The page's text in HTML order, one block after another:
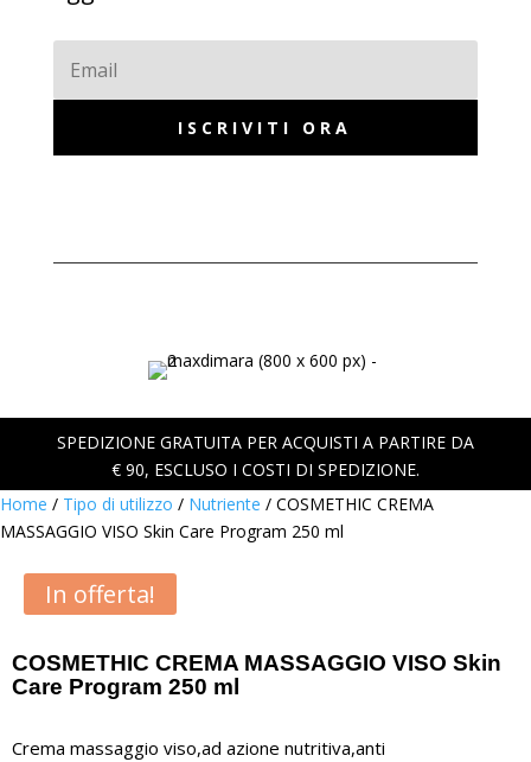
ISCRIVITI ORA
SPEDIZIONE GRATUITA PER ACQUISTI A PARTIRE DA
€ 90, ESCLUSO I COSTI DI SPEDIZIONE.
Home / Tipo di utilizzo / Nutriente / COSMETHIC CREMA
MASSAGGIO VISO Skin Care Program 250 ml
In offerta!
COSMETHIC CREMA MASSAGGIO VISO Skin
Care Program 250 ml
Crema massaggio viso,ad azione nutritiva,anti